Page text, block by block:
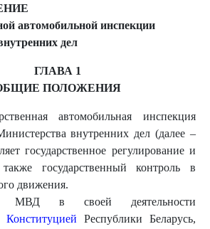
автомобильной инспекции
дел
ГЛАВА 1
ПОЛОЖЕНИЯ
автомобильная инспекция
внутренних дел (далее –
государственное регулирование и
государственный контроль в
движения.
в своей деятельности
Конституцией Республики Беларусь,